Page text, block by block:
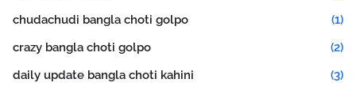
chudachudi bangla choti golpo
(1)
crazy bangla choti golpo
(2)
daily update bangla choti kahini
(3)